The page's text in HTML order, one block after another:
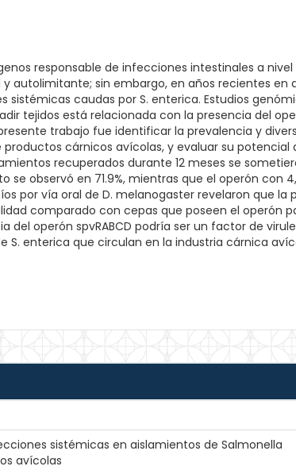
responsable de infecciones intestinales a
autolimitante; sin embargo, en años recientes en
caudas por S. enterica. Estudios
tejidos está relacionada con la presencia del
trabajo fue identificar la prevalencia y
cárnicos avícolas, y evaluar su
recuperados durante 12 meses se
se observó en 71.9%, mientras que el operón con
por vía oral de D. melanogaster revelaron que la
comparado con cepas que poseen el operón
del operón spvRABCD podría ser un factor de
S. enterica que circulan en la industria cárnica
sistémicas en aislamientos de Salmonella
avícolas